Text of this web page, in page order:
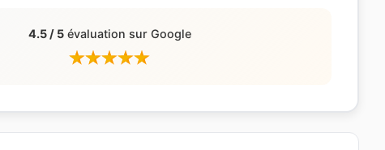
4.5 / 5évaluation sur Google